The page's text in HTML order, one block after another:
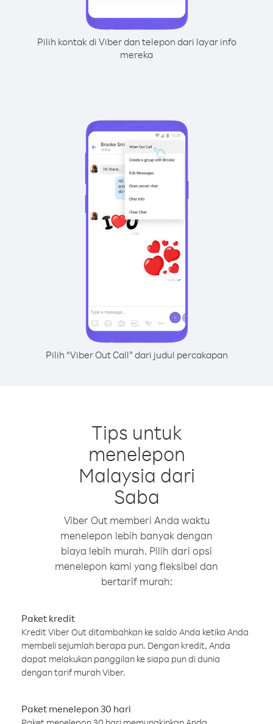
Pilih kontak di Viber dan telepon dari layar info
mereka
Pilih “Viber Out Call” dari judul percakapan
Tips untuk
menelepon
Malaysia dari
Saba
Viber Out memberi Anda waktu
menelepon lebih banyak dengan
biaya lebih murah. Pilih dari opsi
menelepon kami yang fleksibel dan
bertarif murah:
Paket kredit
Kredit Viber Out ditambahkan ke saldo Anda ketika Anda
membeli sejumlah berapa pun. Dengan kredit, Anda
dapat melakukan panggilan ke siapa pun di dunia
dengan tarif murah Viber.
Paket menelepon 30 hari